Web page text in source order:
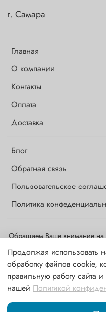
В
Главная
О компании
Контакты
Оплата
Доставка
Блог
Обратная связь
Пользовательское
Политика
г. Самара
Обращаем Ваше внимание на
ни при каких условиях
размещенные на сайте, не
определяемой
Продолжая использовать
обработку файлов cookie,
правильную работу сайта и
нашей Политикой